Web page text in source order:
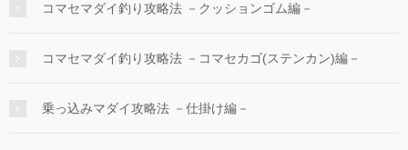
コマセマダイ釣り攻略法 －クッションゴム編－
コマセマダイ釣り攻略法 －コマセカゴ(ステンカン)編－
乗っ込みマダイ攻略法 －仕掛け編－